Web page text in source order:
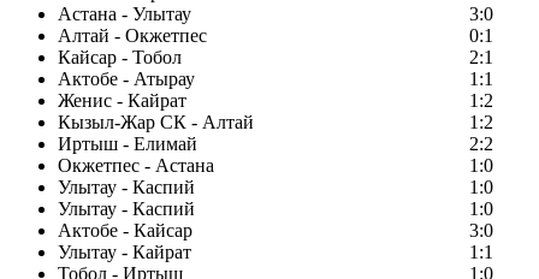
Астана - Улытау
3:0
Алтай - Окжетпес
0:1
Кайсар - Тобол
2:1
Актобе - Атырау
1:1
Женис - Кайрат
1:2
Кызыл-Жар СК - Алтай
1:2
Иртыш - Елимай
2:2
Окжетпес - Астана
1:0
Улытау - Каспий
1:0
Улытау - Каспий
1:0
Актобе - Кайсар
3:0
Улытау - Кайрат
1:1
Тобол - Иртыш
1:0